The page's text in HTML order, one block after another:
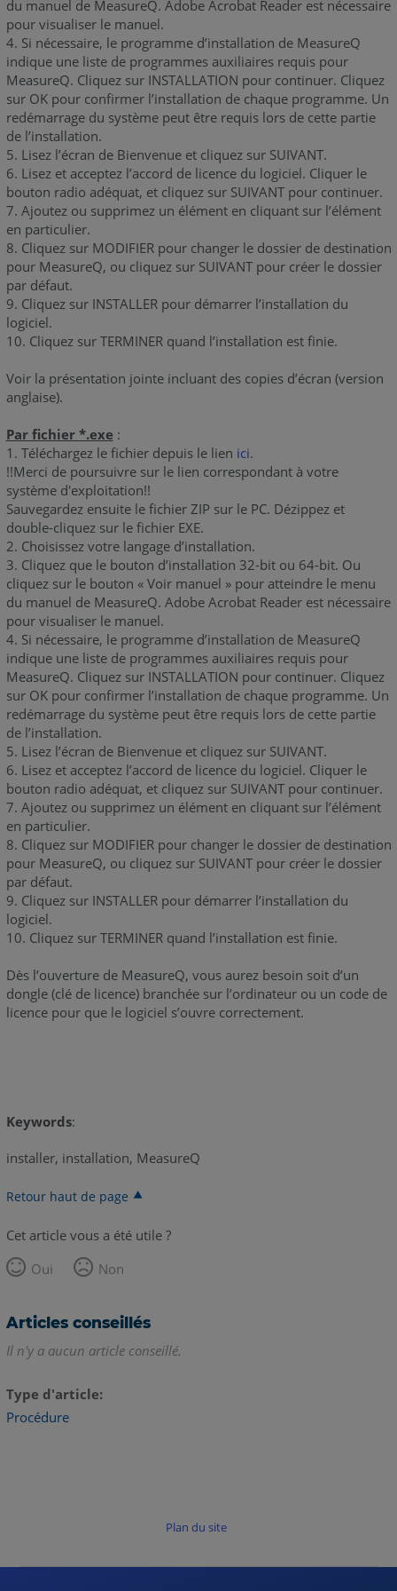
du manuel de MeasureQ. Adobe Acrobat Reader est nécessaire
pour visualiser le manuel.
4. Si nécessaire, le programme d’installation de MeasureQ
indique une liste de programmes auxiliaires requis pour
MeasureQ. Cliquez sur INSTALLATION pour continuer. Cliquez
sur OK pour confirmer l’installation de chaque programme. Un
redémarrage du système peut être requis lors de cette partie
de l’installation.
5. Lisez l’écran de Bienvenue et cliquez sur SUIVANT.
6. Lisez et acceptez l’accord de licence du logiciel. Cliquer le
bouton radio adéquat, et cliquez sur SUIVANT pour continuer.
7. Ajoutez ou supprimez un élément en cliquant sur l’élément
en particulier.
8. Cliquez sur MODIFIER pour changer le dossier de destination
pour MeasureQ, ou cliquez sur SUIVANT pour créer le dossier
par défaut.
9. Cliquez sur INSTALLER pour démarrer l’installation du
logiciel.
10. Cliquez sur TERMINER quand l’installation est finie.
Voir la présentation jointe incluant des copies d’écran (version
anglaise).
Par fichier *.exe :
1. Téléchargez le fichier depuis le lien ici.
!!Merci de poursuivre sur le lien correspondant à votre
système d'exploitation!!
Sauvegardez ensuite le fichier ZIP sur le PC. Dézippez et
double-cliquez sur le fichier EXE.
2. Choisissez votre langage d’installation.
3. Cliquez que le bouton d’installation 32-bit ou 64-bit. Ou
cliquez sur le bouton « Voir manuel » pour atteindre le menu
du manuel de MeasureQ. Adobe Acrobat Reader est nécessaire
pour visualiser le manuel.
4. Si nécessaire, le programme d’installation de MeasureQ
indique une liste de programmes auxiliaires requis pour
MeasureQ. Cliquez sur INSTALLATION pour continuer. Cliquez
sur OK pour confirmer l’installation de chaque programme. Un
redémarrage du système peut être requis lors de cette partie
de l’installation.
5. Lisez l’écran de Bienvenue et cliquez sur SUIVANT.
6. Lisez et acceptez l’accord de licence du logiciel. Cliquer le
bouton radio adéquat, et cliquez sur SUIVANT pour continuer.
7. Ajoutez ou supprimez un élément en cliquant sur l’élément
en particulier.
8. Cliquez sur MODIFIER pour changer le dossier de destination
pour MeasureQ, ou cliquez sur SUIVANT pour créer le dossier
par défaut.
9. Cliquez sur INSTALLER pour démarrer l’installation du
logiciel.
10. Cliquez sur TERMINER quand l’installation est finie.
Dès l’ouverture de MeasureQ, vous aurez besoin soit d’un
dongle (clé de licence) branchée sur l’ordinateur ou un code de
licence pour que le logiciel s’ouvre correctement.
Keywords:
installer, installation, MeasureQ
Retour haut de page
Cet article vous a été utile ?
Oui
Non
Articles conseillés
Il n'y a aucun article conseillé.
Type d'article
Procédure
Plan du site